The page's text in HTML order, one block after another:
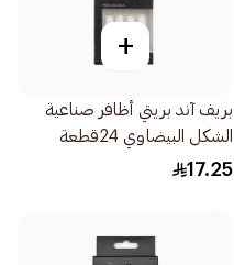
+
بريف آند بريتي أظافر صناعية
الشكل البيضاوي 24قطعة
17.25